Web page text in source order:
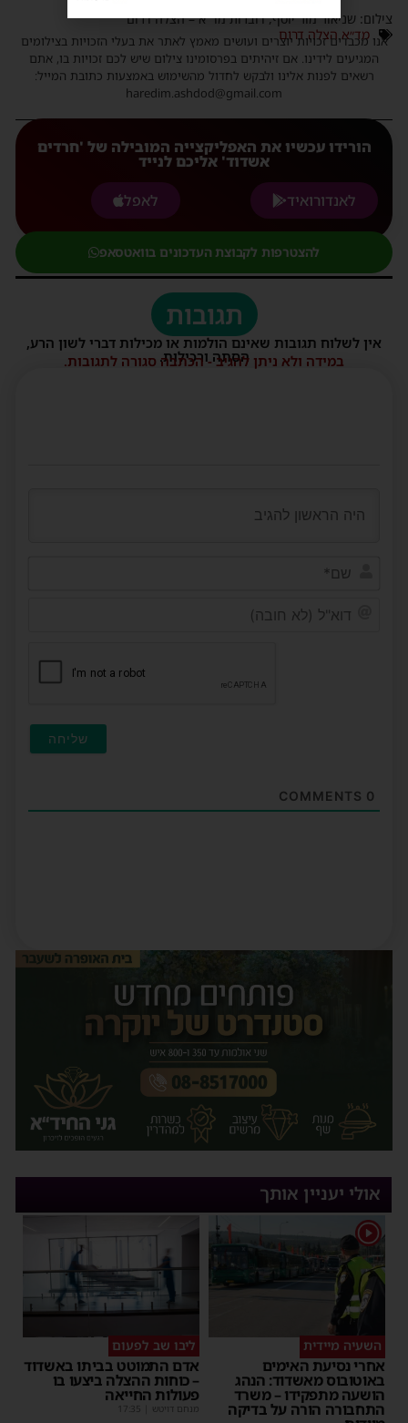
צילום: שניאור מור יוסף, דוברות מד"א – הצלה דרום
מד״א הצלה דרום
אנו מכבדים זכויות יוצרים ועושים מאמץ לאתר את בעלי הזכויות בצילומים
המגיעים לידינו. אם זיהיתים בפרסומינו צילום שיש לכם זכויות בו, אתם
רשאים לפנות אלינו ולבקש לחדול מהשימוש באמצעות כתובת המייל:
haredim.ashdod@gmail.com
הורידו עכשיו את האפליקצייה המובילה של 'חרדים
אשדוד' אליכם לנייד
לאנדורואיד
לאפל
להצטרפות לקבוצת העדכונים בוואטסאפ
תגובות
אין לשלוח תגובות שאינם הולמות או מכילות דברי לשון הרע,
הסתה ורכילות.
במידה ולא ניתן להגיב - הכתבה סגורה לתגובות.
0
אולי יעניין אותך
1
השעיה מיידית
אחרי נסיעת האימים
באוטובוס מאשדוד: הנהג
הושעה מתפקידו – משרד
התחבורה הורה על בדיקה
ליבו שב לפעום
אדם התמוטט בביתו באשדוד
– כוחות ההצלה ביצעו בו
פעולות החייאה
מנחם דויטש 17:35